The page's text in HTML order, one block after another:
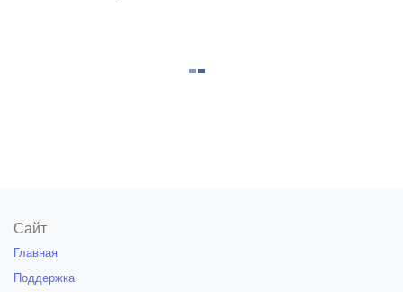
Сайт
Главная
Поддержка